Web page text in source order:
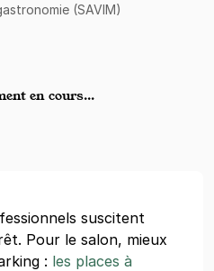
(SAVIM)
en cours…
suscitent
Pour le salon, mieux
: les places à